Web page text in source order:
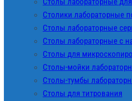
Столики лабораторные
Столы лабораторные
Столы лабораторные с
Столы для
Столы-мойки
Столы-тумбы
Столы для титрования